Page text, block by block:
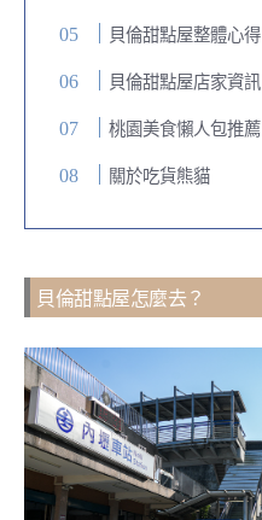
貝倫甜點屋整體心得
貝倫甜點屋店家資訊
桃園美食懶人包推薦
關於吃貨熊貓
貝倫甜點屋怎麼去？